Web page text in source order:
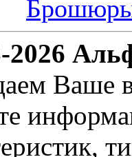
2026
Ваше